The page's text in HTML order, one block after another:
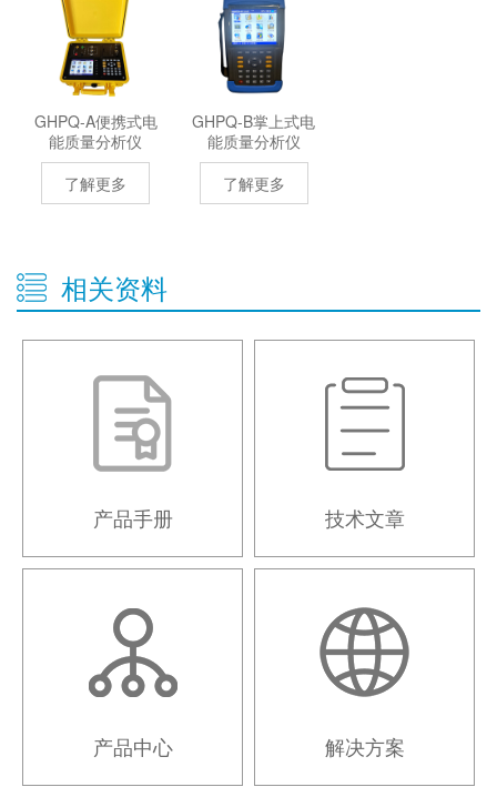
GHPQ-A便携式电
能质量分析仪
了解更多
GHPQ-B掌上式电
能质量分析仪
了解更多
相关资料
产品手册 技术文章
产品中心 解决方案